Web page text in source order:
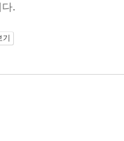
.